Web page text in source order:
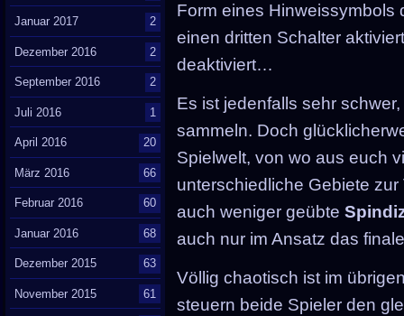
Form eines Hinweissymbols
einen dritten Schalter
deaktiviert…
Es ist jedenfalls sehr
sammeln. Doch
Spielwelt, von wo aus euch
unterschiedliche Gebiete
auch weniger geübte
auch nur im Ansatz das
Völlig chaotisch ist im
steuern beide Spieler den
Januar 2017 2
Dezember 2016 2
September 2016 2
Juli 2016 1
April 2016 20
März 2016 66
Februar 2016 60
Januar 2016 68
Dezember 2015 63
November 2015 61